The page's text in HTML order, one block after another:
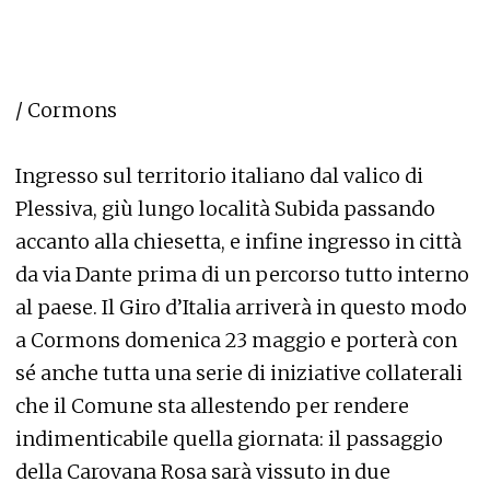
/ Cormons
Ingresso sul territorio italiano dal valico di
Plessiva, giù lungo località Subida passando
accanto alla chiesetta, e infine ingresso in città
da via Dante prima di un percorso tutto interno
al paese. Il Giro d’Italia arriverà in questo modo
a Cormons domenica 23 maggio e porterà con
sé anche tutta una serie di iniziative collaterali
che il Comune sta allestendo per rendere
indimenticabile quella giornata: il passaggio
della Carovana Rosa sarà vissuto in due